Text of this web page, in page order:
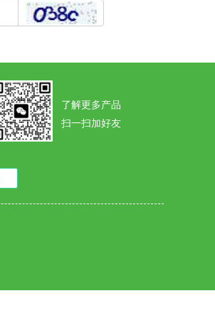
了解更多产品
扫一扫加好友